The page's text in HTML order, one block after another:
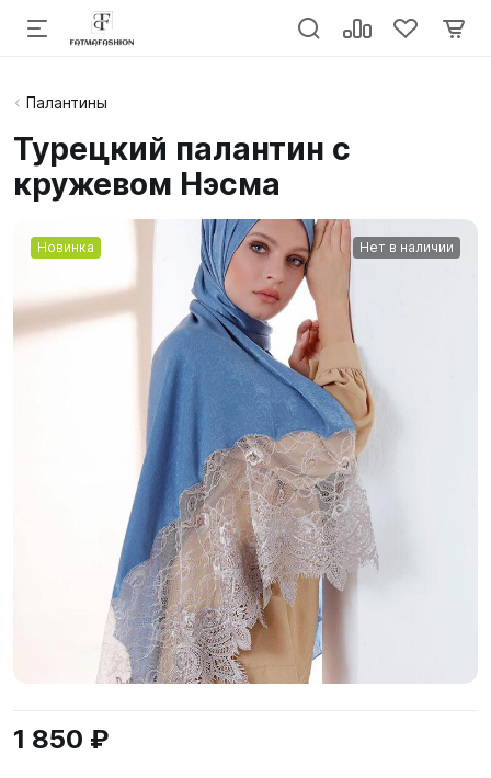
Палантины
Турецкий палантин с
кружевом Нэсма
Новинка Нет в наличии
1 850 ₽